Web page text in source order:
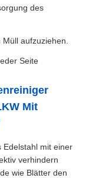
des
aufzuziehen.
Seite
Mit
Edelstahl mit einer
verhindern
wie Blätter den